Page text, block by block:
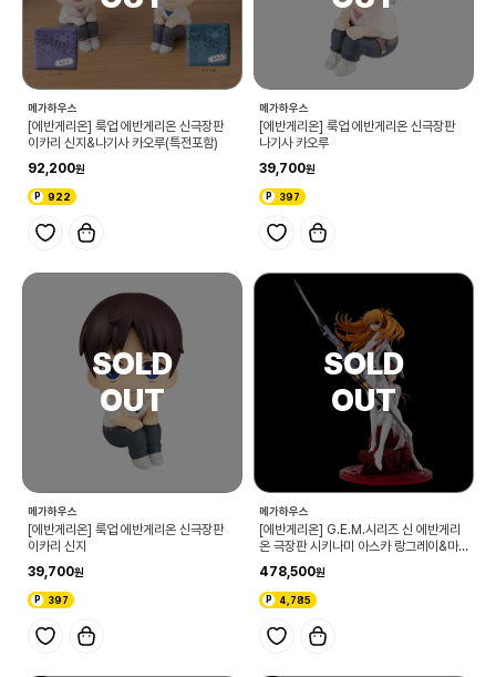
메가하우스
[에반게리온] 룩업 에반게리온 신극장판
이카리 신지&나기사 카오루(특전포함)
92,200
922
메가하우스
[에반게리온] 룩업 에반게리온 신극장판
나기사 카오루
39,700
397
메가하우스
[에반게리온] 룩업 에반게리온 신극장판
이카리 신지
39,700
397
메가하우스
[에반게리온] G.E.M.시리즈 신 에반게리
온 극장판 시키나미 아스카 랑그레이&마
478,500
4,785